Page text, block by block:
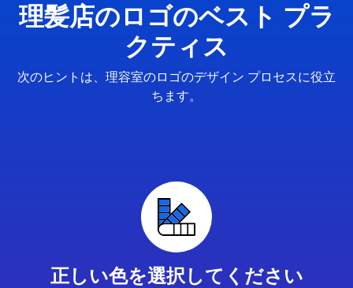
理髪店のロゴのベスト プラ
クティス
次のヒントは、理容室のロゴのデザイン プロセスに役立
ちます。
正しい色を選択してください